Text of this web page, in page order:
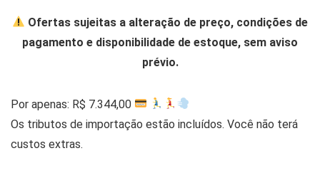
Ofertas sujeitas a alteração de preço, condições de
pagamento e disponibilidade de estoque, sem aviso
prévio.
Por apenas: R$ 7.344,00
Os tributos de importação estão incluídos. Você não terá
custos extras.